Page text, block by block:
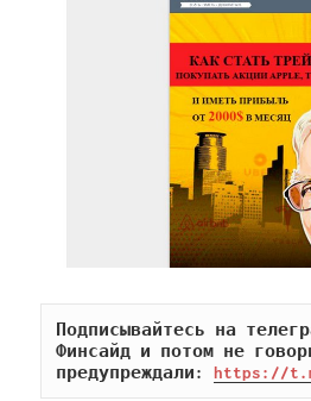
Подписывайтесь на
Финсайд и потом не
предупреждали: https://